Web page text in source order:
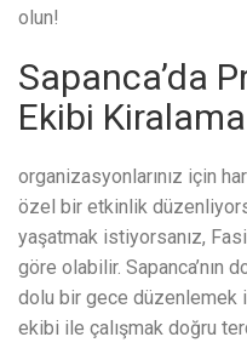
olun!
Sapanca’da
Ekibi Kiralama
organizasyonlarınız için
özel bir etkinlik
yaşatmak istiyorsanız,
göre olabilir.
dolu bir gece düzenlemek
ekibi ile çalışmak doğru